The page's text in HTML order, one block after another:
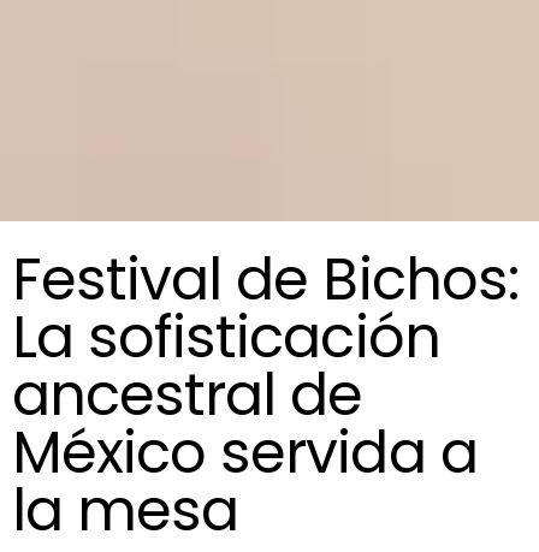
Festival de Bichos:
La sofisticación
ancestral de
México servida a
la mesa